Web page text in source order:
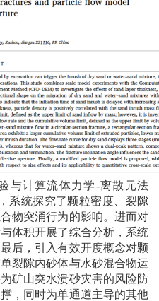
与计算流体力学-离散元法
系统探究了颗粒密度、裂隙
物突涌行为的影响。进而对
体积开展了综合分析，系统
后，引入有效开度概念对颗
裂隙内砂体与水砂混合物运
为矿山突水溃砂灾害的风险防
， 同时为单通道主导的其他